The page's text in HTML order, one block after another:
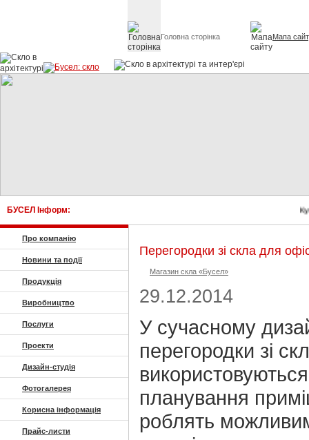
Головна сторінка Мапа
БУСЕЛ Інформ:
Про компанію
Новини та події
Продукція
Виробництво
Послуги
Проекти
Дизайн-студія
Фотогалерея
Корисна інформація
Прайс-листи
Перегородки зі скла для
Магазин скла «Бусел»
29.12.2014
У сучасному
перегородки зі
планування
роблять